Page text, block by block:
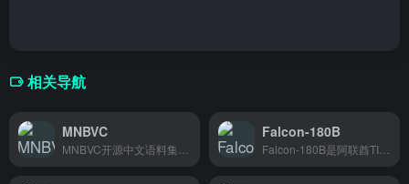
相关导航
MNBVC Falcon-180B